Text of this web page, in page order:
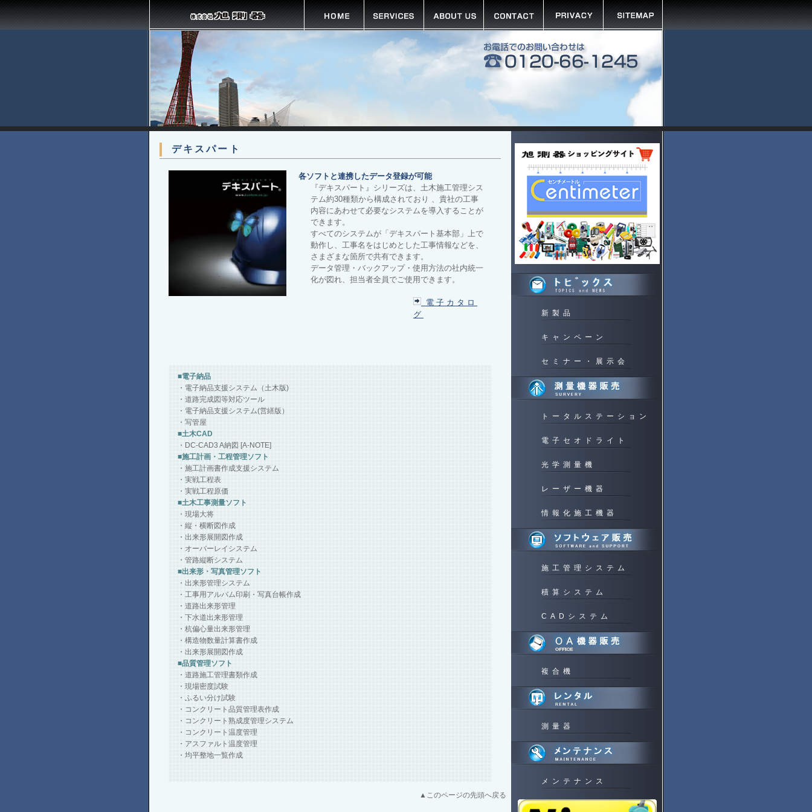
デキスパート
各ソフトと連携したデータ登録が可能
『デキスパート』シリーズは、土木施工管理シス
テム約30種類から構成されており 、貴社の工事
内容にあわせて必要なシステムを導入することが
できます。
すべてのシステムが「デキスパート基本部」上で
動作し、工事名をはじめとした工事情報などを、
さまざまな箇所で共有できます。
データ管理・バックアップ・使用方法の社内統一
化が図れ、担当者全員でご使用できます。
電子カタロ
グ
■電子納品
・電子納品支援システム（土木版)
・道路完成図等対応ツール
・電子納品支援システム(営繕版）
・写管屋
■土木CAD
・DC-CAD3 A納図 [A-NOTE]
■施工計画・工程管理ソフト
・施工計画書作成支援システム
・実戦工程表
・実戦工程原価
■土木工事測量ソフト
・現場大将
・縦・横断図作成
・出来形展開図作成
・オーバーレイシステム
・管路縦断システム
■出来形・写真管理ソフト
・出来形管理システム
・工事用アルバム印刷・写真台帳作成
・道路出来形管理
・下水道出来形管理
・杭偏心量出来形管理
・構造物数量計算書作成
・出来形展開図作成
■品質管理ソフト
・道路施工管理書類作成
・現場密度試験
・ふるい分け試験
・コンクリート品質管理表作成
・コンクリート熟成度管理システム
・コンクリート温度管理
・アスファルト温度管理
・均平整地一覧作成
▲このページの先頭へ戻る
新製品
キャンペーン
セミナー・展示会
トータルステーション
電子セオドライト
光学測量機
レーザー機器
情報化施工機器
施工管理システム
積算システム
CADシステム
複合機
測量器
メンテナンス